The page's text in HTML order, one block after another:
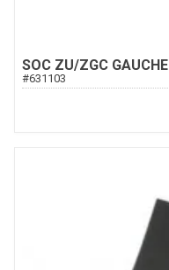
SOC ZU/ZGC GAUCHE
#631103